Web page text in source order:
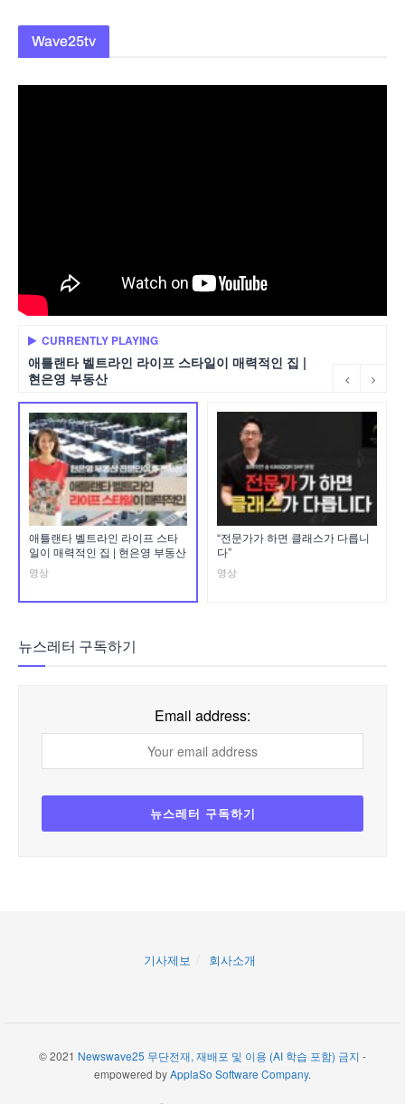
Wave25tv
CURRENTLY PLAYING
애틀랜타 벨트라인 라이프 스타일이 매력적인 집 |
현은영 부동산
애틀랜타 벨트라인 라이프 스타
일이 매력적인 집 | 현은영 부동산
영상
“전문가가 하면 클래스가 다릅니
다”
영상
뉴스레터 구독하기
Email address:
기사제보 회사소개
© 2021 Newswave25 무단전재, 재배포 및 이용 (AI 학습 포함) 금지 -
empowered byApplaSo Software Company.